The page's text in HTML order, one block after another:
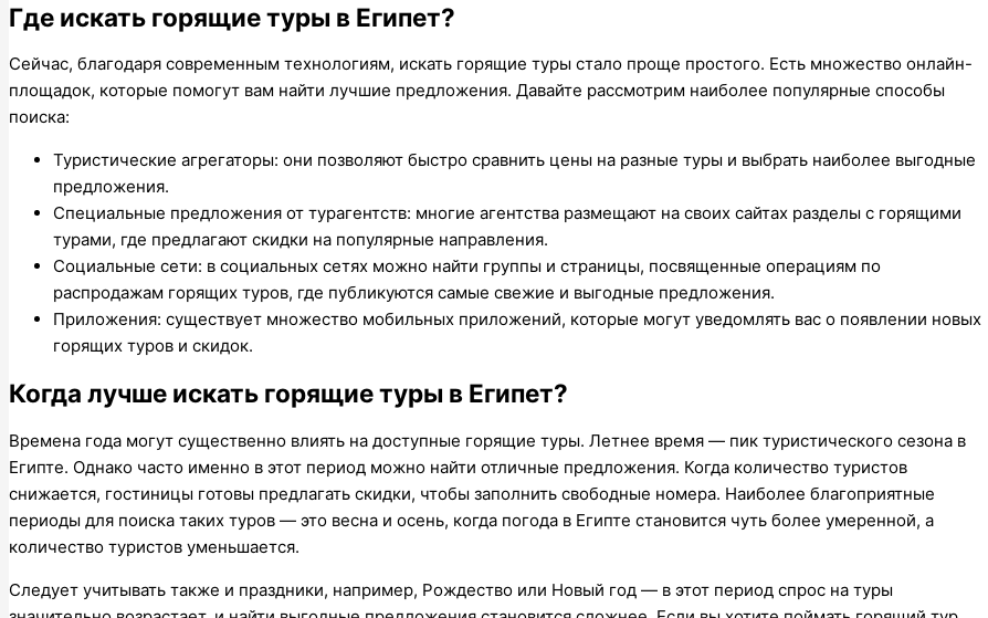
Где искать горящие туры в Египет?
Сейчас, благодаря современным технологиям, искать горящие туры стало проще простого. Есть множество онлайн-
площадок, которые помогут вам найти лучшие предложения. Давайте рассмотрим наиболее популярные способы
поиска:
Туристические агрегаторы: они позволяют быстро сравнить цены на разные туры и выбрать наиболее выгодные
предложения.
Специальные предложения от турагентств: многие агентства размещают на своих сайтах разделы с горящими
турами, где предлагают скидки на популярные направления.
Социальные сети: в социальных сетях можно найти группы и страницы, посвященные операциям по
распродажам горящих туров, где публикуются самые свежие и выгодные предложения.
Приложения: существует множество мобильных приложений, которые могут уведомлять вас о появлении новых
горящих туров и скидок.
Когда лучше искать горящие туры в Египет?
Времена года могут существенно влиять на доступные горящие туры. Летнее время — пик туристического сезона в
Египте. Однако часто именно в этот период можно найти отличные предложения. Когда количество туристов
снижается, гостиницы готовы предлагать скидки, чтобы заполнить свободные номера. Наиболее благоприятные
периоды для поиска таких туров — это весна и осень, когда погода в Египте становится чуть более умеренной, а
количество туристов уменьшается.
Следует учитывать также и праздники, например, Рождество или Новый год — в этот период спрос на туры